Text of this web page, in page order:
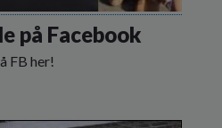
på Facebook
FB her!